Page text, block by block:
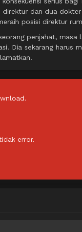
dan dua
posisi direktur
penjahat,
Dia sekarang harus
error.